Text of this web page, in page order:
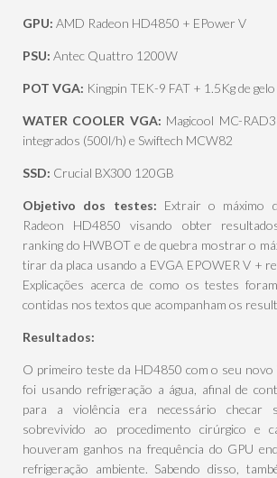
GPU: AMD Radeon HD4850 + EPower V
PSU: Antec Quattro 1200W
POT VGA: Kingpin TEK-9 FAT + 1.5Kg de
WATER COOLER VGA: Magicool MC-
integrados (500l/h) e Swiftech MCW82
SSD: Crucial BX300 120GB
Objetivo dos testes: Extrair o máximo
Radeon HD4850 visando obter
ranking do HWBOT e de quebra mostrar o
tirar da placa usando a EVGA EPOWER V +
Explicações acerca de como os testes
contidas nos textos que acompanham os
Resultados:
O primeiro teste da HD4850 com o seu
foi usando refrigeração a água, afinal de
para a violência era necessário checar
sobrevivido ao procedimento cirúrgico e
houveram ganhos na frequência do GPU
refrigeração ambiente. Sabendo disso,